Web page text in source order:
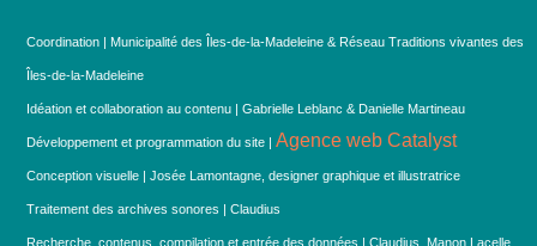
Coordination | Municipalité des Îles-de-la-Madeleine & Réseau Traditions vivantes des
Îles-de-la-Madeleine
Idéation et collaboration au contenu | Gabrielle Leblanc & Danielle Martineau
Développement et programmation du site | Agence web Catalyst
Conception visuelle | Josée Lamontagne, designer graphique et illustratrice
Traitement des archives sonores | Claudius
Recherche, contenus, compilation et entrée des données | Claudius, Manon Lacelle,